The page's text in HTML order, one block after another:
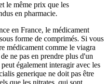
le même prix que les
en pharmacie.
en France, le médicament
forme de comprimés. Si vous
médicament comme le viagra
ne pas en prendre plus d'un
également interagir avec les
generique ne doit pas être
que les nitrates, qui sont